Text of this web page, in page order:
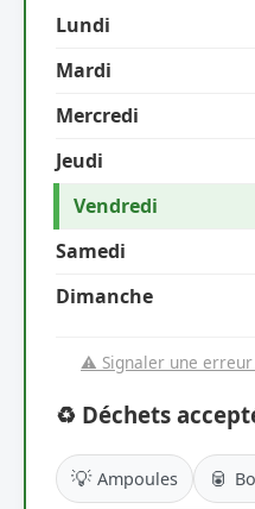
Lundi
Mardi
Mercredi
Jeudi
Vendredi
Samedi
Dimanche
⚠️ Signaler une
♻️ Déchets
💡 Ampoules 🥫